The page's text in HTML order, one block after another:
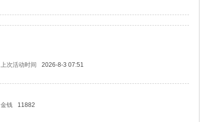
上次活动时间
2026-8-3 07:51
金钱
11882